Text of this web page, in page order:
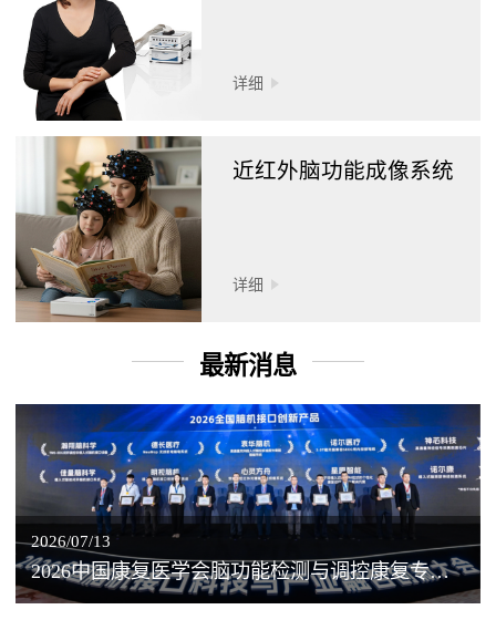
详细
近红外脑功能成像系统
详细
最新消息
2026/07/13
2026中国康复医学会脑功能检测与调控康复专业委员会学术年会丨脑客中国：脑机接口——EEG驱动TMS闭环调控工作坊